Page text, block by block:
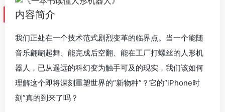
内容简介
我们正处在一个技术范式剧烈变革的临界点。当一个能随
音乐翩翩起舞、能完成后空翻、能在工厂打螺丝的人形机
器人，已从遥远的科幻变为触手可及的现实，我们该如何
理解这个即将深刻重塑世界的“新物种”？它的“iPhone时
刻”真的到来了吗？